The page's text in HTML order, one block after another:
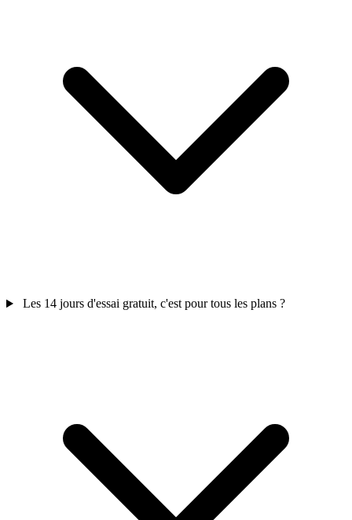
Les 14 jours d'essai gratuit, c'est pour tous les plans ?